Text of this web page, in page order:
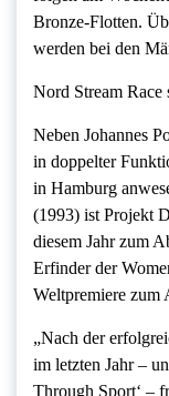
Bronze-Flotten.
werden bei den
Nord Stream Race
Neben Johannes
in doppelter
in Hamburg
(1993) ist Projekt
diesem Jahr zum
Erfinder der
Weltpremiere zum
„Nach der
im letzten Jahr –
Through Sport‘ –